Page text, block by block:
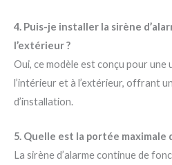
4. Puis-je installer la sirène
l’extérieur ?
Oui, ce modèle est conçu pour une
l’intérieur et à l’extérieur, offrant
d’installation.
5. Quelle est la portée maximale
La sirène d’alarme continue de